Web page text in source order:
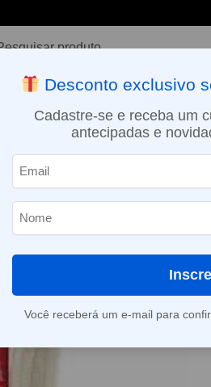
VAPORIZADOR DE ERVAS E-
MESMO DIA EM SÃO PAULO (SEG A
» Líquido Magna e-Liquid – Tropic
Desconto exclusivo
Cadastre-se e receba um
antecipadas e
Você receberá um e-mail para